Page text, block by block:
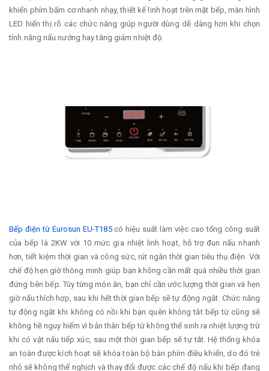
khiển phím bấm cơ nhanh nhạy, thiết kế linh hoạt trên mặt bếp, màn hình
LED hiển thị rõ các chức năng giúp người dùng dễ dàng hơn khi chọn
tính năng nấu nướng hay tăng giảm nhiệt độ.
Bếp điện từ Eurosun EU-T185có hiệu suất làm việc cao tổng công suất
của bếp là 2KW với 10 mức gia nhiệt linh hoạt, hỗ trợ đun nấu nhanh
hơn, tiết kiệm thời gian và công sức, rút ngắn thời gian tiêu thụ điện. Với
chế độ hẹn giờ thông minh giúp bạn không cần mất quá nhiều thời gian
đứng bên bếp. Tùy từng món ăn, bạn chỉ cần ước lượng thời gian và hẹn
giờ nấu thích hợp, sau khi hết thời gian bếp sẽ tự động ngắt. Chức năng
tự động ngắt khi không có nồi khi bạn quên không tắt bếp từ cũng sẽ
không hề nguy hiểm vì bản thân bếp từ không thể sinh ra nhiệt lượng trừ
khi có vật nấu tiếp xúc, sau một thời gian bếp sẽ tự tắt. Hệ thống khóa
an toàn được kích hoạt sẽ khóa toàn bộ bàn phím điều khiển, do đó trẻ
nhỏ sẽ không thể nghịch và thay đổi được các chế độ nấu khi bếp đang